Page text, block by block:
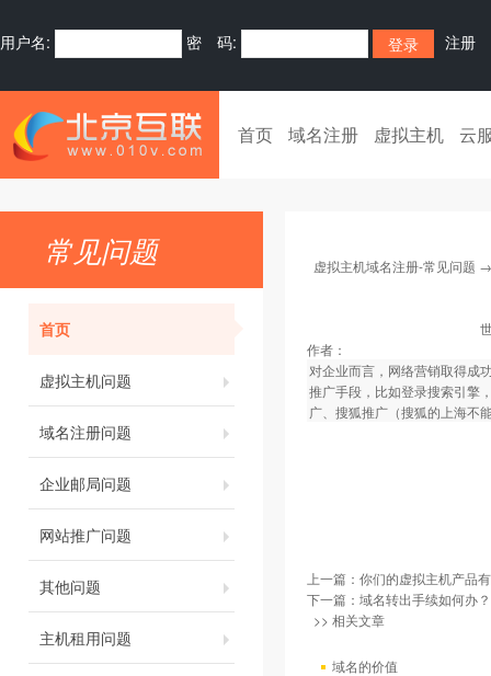
用户名: 密 码: 注册
首页 域名注册 虚拟主机 云
常见问题
首页
虚拟主机问题
域名注册问题
企业邮局问题
网站推广问题
其他问题
主机租用问题
虚拟主机域名注册-常见问题
作者：
对企业而言，网络营销取得成
推广手段，比如登录搜索引擎
广、搜狐推广（搜狐的上海不
上一篇： 你们的虚拟主机产品
下一篇： 域名转出手续如何办？
>> 相关文章
域名的价值